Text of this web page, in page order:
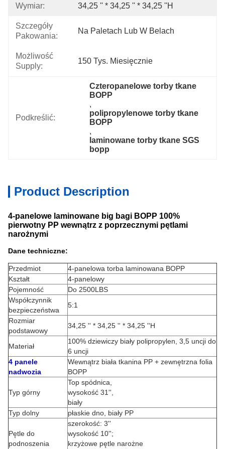
Wymiar: 34,25 '' * 34,25 '' * 34,25 ''H
Szczegóły
Pakowania:
Na Paletach Lub W Belach
Możliwość
Supply:
150 Tys. Miesięcznie
Podkreślić:
Czteropanelowe torby tkane
BOPP
,
polipropylenowe torby tkane
BOPP
,
laminowane torby tkane SGS
bopp
Product Description
4-panelowe laminowane big bagi BOPP 100%
pierwotny PP wewnątrz z poprzecznymi pętlami
narożnymi
Dane techniczne:
Przedmiot
4-panelowa torba laminowana BOPP
Kształt
4-panelowy
Pojemność
Do 2500LBS
Współczynnik
bezpieczeństwa
5:1
Rozmiar
podstawowy
34,25 '' * 34,25 '' * 34,25 ''H
Materiał
100% dziewiczy biały polipropylen, 3,5 uncji do
6 uncji
4 panele
nadwozia
Wewnątrz biała tkanina PP + zewnętrzna folia
BOPP
Typ górny
Top spódnica,
wysokość 31'',
biały
Typ dolny
płaskie dno, biały PP
Pętle do
podnoszenia
szerokość: 3''
wysokość 10'';
krzyżowe pętle narożne